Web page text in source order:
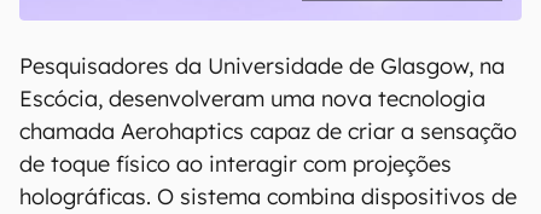
Pesquisadores da Universidade de Glasgow, na
Escócia, desenvolveram uma nova tecnologia
chamada Aerohaptics capaz de criar a sensação
de toque físico ao interagir com projeções
holográficas. O sistema combina dispositivos de